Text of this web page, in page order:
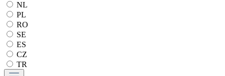
NL
PL
RO
SE
ES
CZ
TR